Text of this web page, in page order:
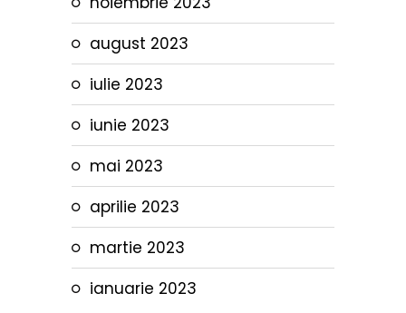
august 2023
iulie 2023
iunie 2023
mai 2023
aprilie 2023
martie 2023
ianuarie 2023